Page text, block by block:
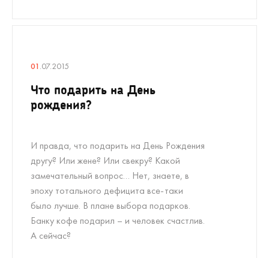
01 .07.2015
Что подарить на День
рождения?
И правда, что подарить на День Рождения
другу? Или жене? Или свекру? Какой
замечательный вопрос… Нет, знаете, в
эпоху тотального дефицита все-таки
было лучше. В плане выбора подарков.
Банку кофе подарил – и человек счастлив.
А сейчас?